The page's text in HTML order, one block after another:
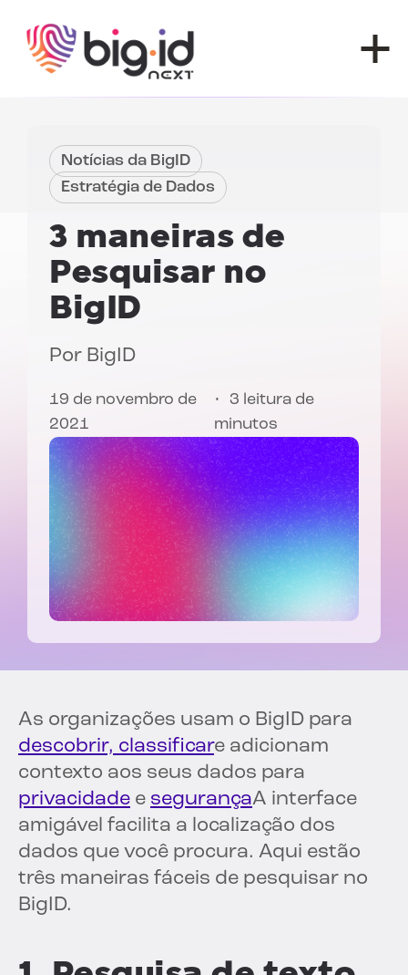
Notícias da BigID
Estratégia de Dados
3 maneiras de
Pesquisar no
BigID
Por BigID
19 de novembro de
2021
3 leitura de
minutos
As organizações usam o BigID para
descobrir, classificare adicionam
contexto aos seus dados para
privacidade e segurançaA interface
amigável facilita a localização dos
dados que você procura. Aqui estão
três maneiras fáceis de pesquisar no
BigID.